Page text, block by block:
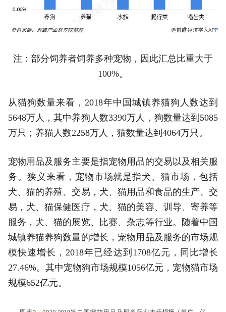
注：部分饲养者饲养多种宠物，因此汇总比重大于
100%。
从猫狗数量来看，2018年中国城镇养猫狗人数达到
5648万人，其中养狗人数3390万人，狗数量达到5085
万只；养猫人数2258万人，猫数量达到4064万只。
宠物用品及服务主要是指宠物用品的交易以及相关服
务。狭义来看，宠物市场就是指犬、猫市场，包括
犬、猫的养殖、交易，犬、猫用品和食品的生产、交
易，犬、猫保健医疗，犬、猫的美容、训导、寄养等
服务，犬、猫的展览、比赛、杂志等行业。随着中国
城镇养猫养狗数量的增长，宠物用品及服务的市场规
模快速增长，2018年已经达到1708亿元，同比增长
27.46%。其中宠物狗市场规模1056亿元，宠物猫市场
规模652亿元。